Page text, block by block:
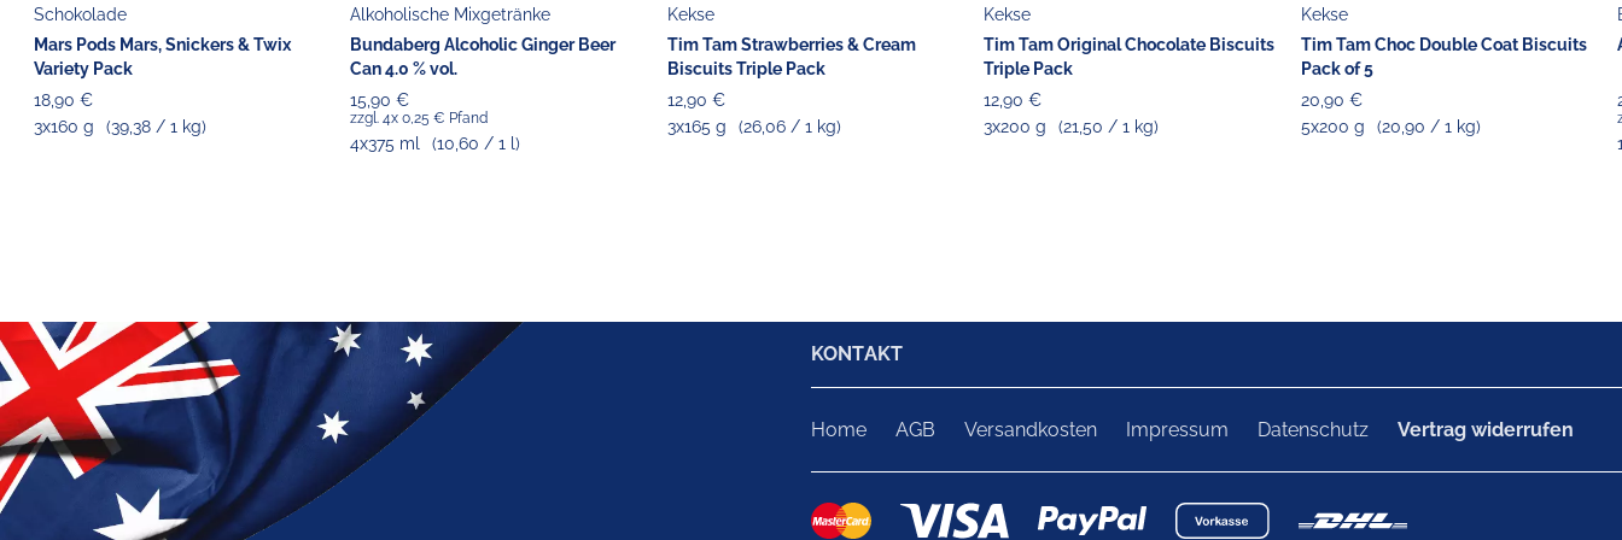
Schokolade
Mars Pods Mars, Snickers & Twix
Variety Pack
18,90 €
3x160 g
(39,38 / 1 kg)
Alkoholische Mixgetränke
Bundaberg Alcoholic Ginger Beer
Can 4.0 % vol.
15,90 €
zzgl. 4x 0,25 € Pfand
4x375 ml (10,60 / 1 l)
Kekse
Tim Tam Strawberries & Cream
Biscuits Triple Pack
12,90 €
3x165 g
(26,06 / 1 kg)
Kekse
Tim Tam Original Chocolate Biscuits
Triple Pack
12,90 €
3x200 g
(21,50 / 1 kg)
Kekse
Tim Tam Choc Double Coat Biscuits
Pack of 5
20,90 €
5x200 g
(20,90 / 1 kg)
KONTAKT
Home AGB Versandkosten Impressum Datenschutz Vertrag widerrufen